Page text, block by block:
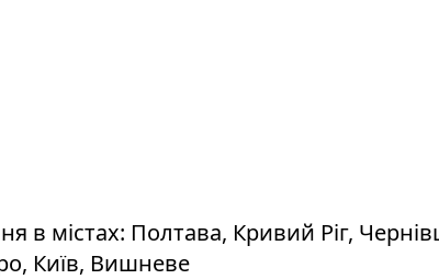
в містах: Полтава, Кривий Ріг,
Київ, Вишневе